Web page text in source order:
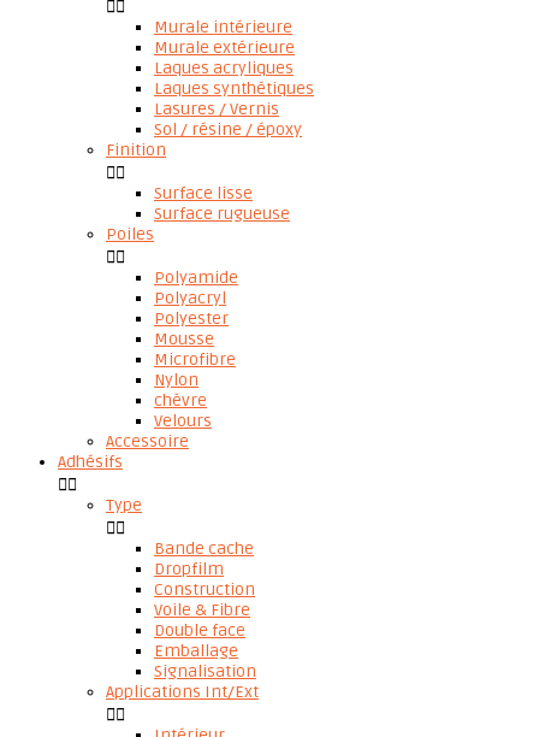

Murale intérieure
Murale extérieure
Laques acryliques
Laques synthétiques
Lasures / Vernis
Sol / résine / époxy
Finition

Surface lisse
Surface rugueuse
Poiles

Polyamide
Polyacryl
Polyester
Mousse
Microfibre
Nylon
chèvre
Velours
Accessoire
Adhésifs

Type

Bande cache
Dropfilm
Construction
Voile & Fibre
Double face
Emballage
Signalisation
Applications Int/Ext
